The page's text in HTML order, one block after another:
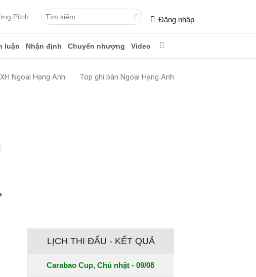
Pitch Đăng nhập
luận Nhận định Chuyển nhượng Video
Ngoại Hạng Anh Top ghi bàn Ngoại Hạng Anh
LỊCH THI ĐẤU - KẾT QUẢ
Carabao Cup, Chủ nhật - 09/08